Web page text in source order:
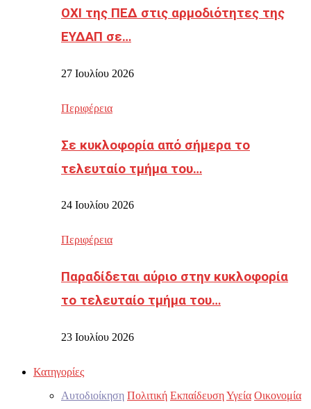
ΟΧΙ της ΠΕΔ στις αρμοδιότητες της
ΕΥΔΑΠ σε…
27 Ιουλίου 2026
Περιφέρεια
Σε κυκλοφορία από σήμερα το
τελευταίο τμήμα του…
24 Ιουλίου 2026
Περιφέρεια
Παραδίδεται αύριο στην κυκλοφορία
το τελευταίο τμήμα του…
23 Ιουλίου 2026
Κατηγορίες
Αυτοδιοίκηση Πολιτική ΕκπαίδευσηΥγεία Οικονομία